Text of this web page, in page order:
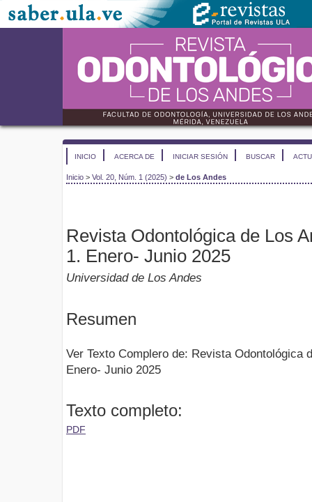
INICIO ACERCA DE INICIAR SESIÓN BUSCAR
Inicio > Vol. 20, Núm. 1 (2025) > de Los Andes
Revista Odontológica de Los
1. Enero- Junio 2025
Universidad de Los Andes
Resumen
Ver Texto Complero de: Revista Odontológica
Enero- Junio 2025
Texto completo:
PDF